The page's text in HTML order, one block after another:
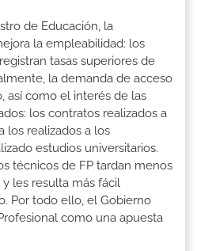
de Educación, la
la empleabilidad: los
tasas superiores de
la demanda de acceso
así como el interés de las
los contratos realizados a
los realizados a los
estudios universitarios.
técnicos de FP tardan menos
les resulta más fácil
Por todo ello, el Gobierno
como una apuesta